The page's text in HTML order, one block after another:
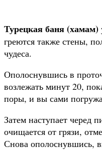
Турецкая баня (хамам)
греются также стены,
чудеса.
Ополоснувшись в
возлежать минут 20,
поры, и вы сами
Затем наступает черед
очищается от грязи,
Снова ополоснувшись,